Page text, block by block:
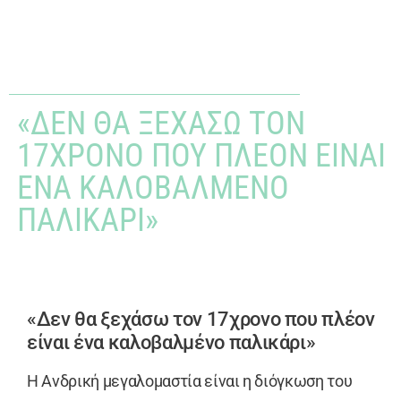
«ΔΕΝ ΘΑ ΞΕΧΆΣΩ ΤΟΝ
17ΧΡΟΝΟ ΠΟΥ ΠΛΈΟΝ ΕΊΝΑΙ
ΈΝΑ ΚΑΛΟΒΑΛΜΈΝΟ
ΠΑΛΙΚΆΡΙ»
«Δεν θα ξεχάσω τον 17χρονο που πλέον
είναι ένα καλοβαλμένο παλικάρι»
Η Aνδρική μεγαλομαστία είναι η διόγκωση του